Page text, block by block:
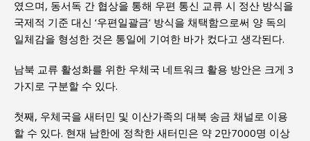
였으며, 동서독 간 협상을 통해 우편 통신 교류 시 정산 방식을
국제적 기준 대신 ‘우편일괄금’ 방식을 채택함으로써 양 독의
일체감을 형성한 것은 통일에 기여한 바가 컸다고 생각된다.
남북 교류 활성화를 위한 우체국 네트워크 활용 방안은 크게 3
가지로 구분할 수 있다.
첫째, 우체국을 새터민 및 이산가족의 대북 송금 채널로 이용
할 수 있다. 현재 남한에 정착한 새터민은 약 2만7000명 이상